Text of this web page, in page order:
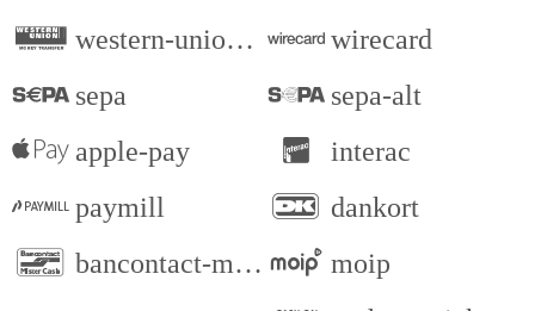
western-union-alt
wirecard
sepa
sepa-alt
apple-pay
interac
paymill
dankort
bancontact-mister-cash
moip